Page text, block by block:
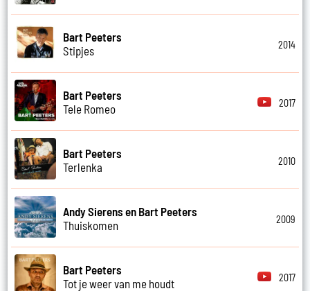
Bart Peeters
Stipjes
2014
Bart Peeters
Tele Romeo
2017
Bart Peeters
Terlenka
2010
Andy Sierens en Bart Peeters
Thuiskomen
2009
Bart Peeters
Tot je weer van me houdt
2017